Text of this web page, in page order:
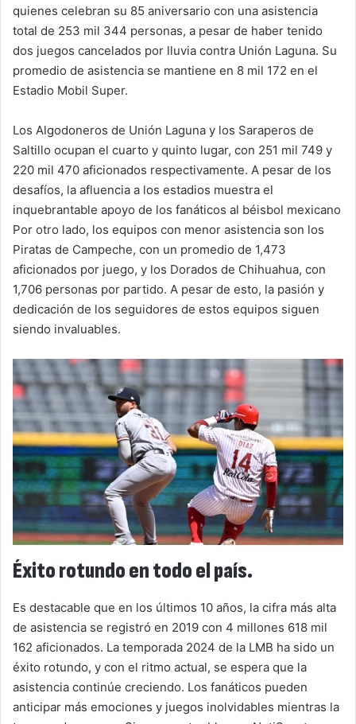
quienes celebran su 85 aniversario con una asistencia
total de 253 mil 344 personas, a pesar de haber tenido
dos juegos cancelados por lluvia contra Unión Laguna. Su
promedio de asistencia se mantiene en 8 mil 172 en el
Estadio Mobil Super.
Los Algodoneros de Unión Laguna y los Saraperos de
Saltillo ocupan el cuarto y quinto lugar, con 251 mil 749 y
220 mil 470 aficionados respectivamente. A pesar de los
desafíos, la afluencia a los estadios muestra el
inquebrantable apoyo de los fanáticos al béisbol mexicano
Por otro lado, los equipos con menor asistencia son los
Piratas de Campeche, con un promedio de 1,473
aficionados por juego, y los Dorados de Chihuahua, con
1,706 personas por partido. A pesar de esto, la pasión y
dedicación de los seguidores de estos equipos siguen
siendo invaluables.
Éxito rotundo en todo el país.
Es destacable que en los últimos 10 años, la cifra más alta
de asistencia se registró en 2019 con 4 millones 618 mil
162 aficionados. La temporada 2024 de la LMB ha sido un
éxito rotundo, y con el ritmo actual, se espera que la
asistencia continúe creciendo. Los fanáticos pueden
anticipar más emociones y juegos inolvidables mientras la